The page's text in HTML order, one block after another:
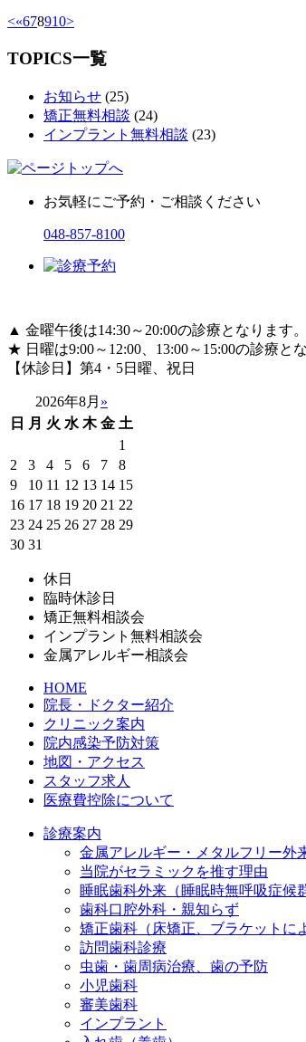
<«678910>
TOPICS一覧
お知らせ (25)
矯正無料相談 (24)
インプラント無料相談 (23)
お気軽にご予約・ご相談ください
048-857-8100
▲ 金曜午後は14:30～20:00の診療となります。
★ 日曜は9:00～12:00、13:00～15:00の診療と
【休診日】第4・5日曜、祝日
2026年8月 »
日
月 火 水 木 金 土
1
2
3 4 5 6 7
8
9
10 11 12 13 14 15
16 17 18 19 20 21 22
23 24 25 26 27 28 29
30 31
休日
臨時休診日
矯正無料相談会
インプラント無料相談会
金属アレルギー相談会
HOME
院長・ドクター紹介
クリニック案内
院内感染予防対策
地図・アクセス
スタッフ求人
医療費控除について
診療案内
金属アレルギー・メタルフリー外
当院がセラミックを推す理由
睡眠歯科外来（睡眠時無呼吸症候
歯科口腔外科・親知らず
矯正歯科（床矯正、ブラケットに
訪問歯科診療
虫歯・歯周病治療、歯の予防
小児歯科
審美歯科
インプラント